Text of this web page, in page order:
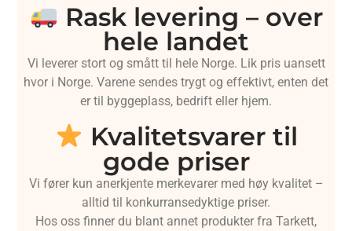
Rask levering – over
hele landet
Vi leverer stort og smått til hele Norge. Lik pris uansett
hvor i Norge. Varene sendes trygt og effektivt, enten det
er til byggeplass, bedrift eller hjem.
Kvalitetsvarer til
gode priser
Vi fører kun anerkjente merkevarer med høy kvalitet –
alltid til konkurransedyktige priser.
Hos oss finner du blant annet produkter fra Tarkett,